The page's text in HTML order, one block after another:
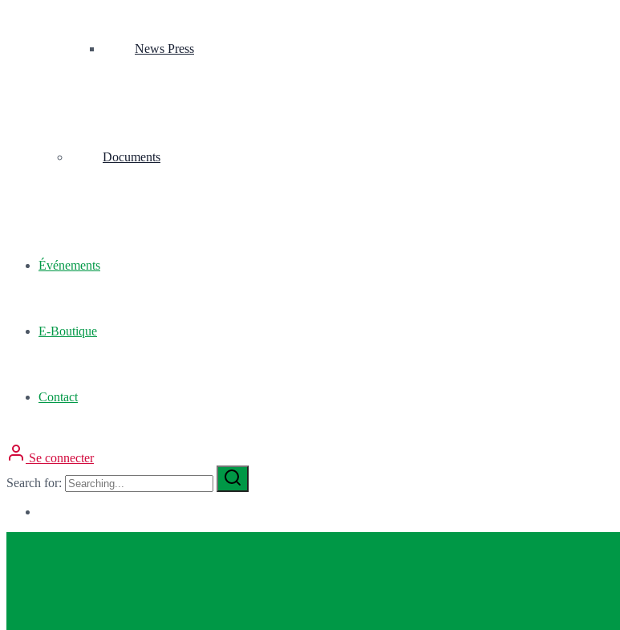
News Press
Documents
Événements
E-Boutique
Contact
Se connecter
Search for: